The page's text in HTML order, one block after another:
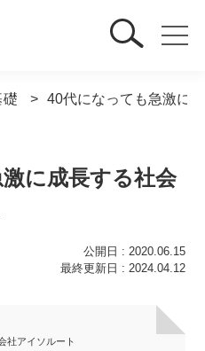
40代になっても急激に
に成長する社会
公開日 : 2020.06.15
最終更新日 : 2024.04.12
社アイソルート